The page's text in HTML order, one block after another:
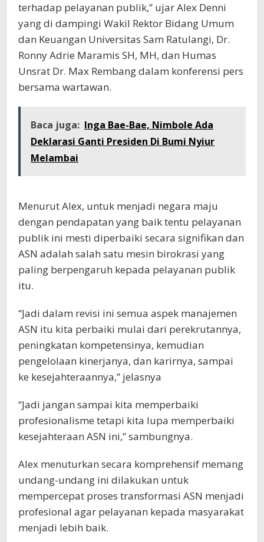
terhadap pelayanan publik,” ujar Alex Denni
yang di dampingi Wakil Rektor Bidang Umum
dan Keuangan Universitas Sam Ratulangi, Dr.
Ronny Adrie Maramis SH, MH, dan Humas
Unsrat Dr. Max Rembang dalam konferensi pers
bersama wartawan.
Baca juga: Inga Bae-Bae, Nimbole Ada
Deklarasi Ganti Presiden Di Bumi Nyiur
Melambai
Menurut Alex, untuk menjadi negara maju
dengan pendapatan yang baik tentu pelayanan
publik ini mesti diperbaiki secara signifikan dan
ASN adalah salah satu mesin birokrasi yang
paling berpengaruh kepada pelayanan publik
itu.
“Jadi dalam revisi ini semua aspek manajemen
ASN itu kita perbaiki mulai dari perekrutannya,
peningkatan kompetensinya, kemudian
pengelolaan kinerjanya, dan karirnya, sampai
ke kesejahteraannya,” jelasnya
“Jadi jangan sampai kita memperbaiki
profesionalisme tetapi kita lupa memperbaiki
kesejahteraan ASN ini,” sambungnya.
Alex menuturkan secara komprehensif memang
undang-undang ini dilakukan untuk
mempercepat proses transformasi ASN menjadi
profesional agar pelayanan kepada masyarakat
menjadi lebih baik.